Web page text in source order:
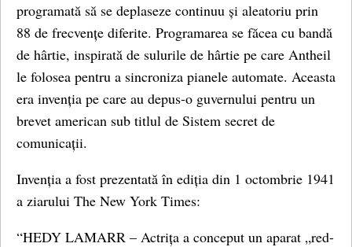
programată să se deplaseze continuu și aleatoriu prin
88 de frecvențe diferite. Programarea se făcea cu bandă
de hârtie, inspirată de sulurile de hârtie pe care Antheil
le folosea pentru a sincroniza pianele automate. Aceasta
era invenția pe care au depus-o guvernului pentru un
brevet american sub titlul de Sistem secret de
comunicații.
Invenția a fost prezentată în ediția din 1 octombrie 1941
a ziarului The New York Times:
“HEDY LAMARR – Actrița a conceput un aparat „red-